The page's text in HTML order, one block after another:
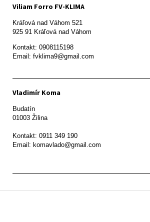
Viliam Forro FV-KLIMA
Kráľová nad Váhom 521
Kontakt: 0908115198
Email: fvklima9@gmail.com
Vladimír Koma
Budatín
01003 Žilina
Kontakt: 0911 349 190